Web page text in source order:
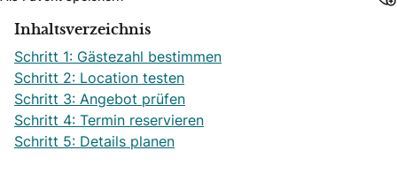
Inhaltsverzeichnis
Schritt 1: Gästezahl bestimmen
Schritt 2: Location testen
Schritt 3: Angebot prüfen
Schritt 4: Termin reservieren
Schritt 5: Details planen